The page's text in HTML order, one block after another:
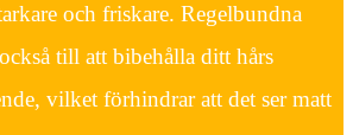
och friskare. Regelbundna
till att bibehålla ditt hårs
vilket förhindrar att det ser matt